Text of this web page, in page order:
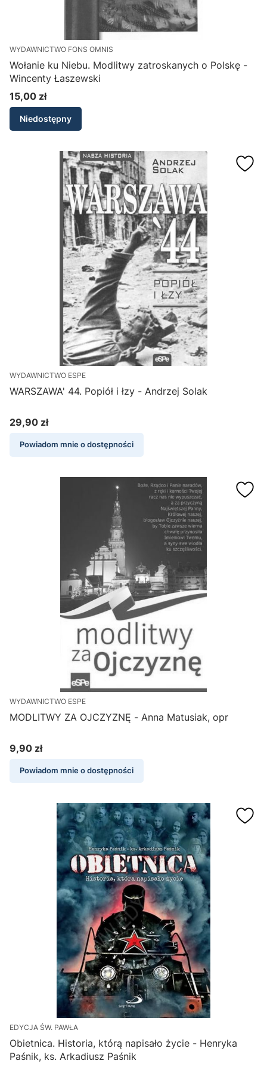
WYDAWNICTWO FONS OMNIS
Wołanie ku Niebu. Modlitwy zatroskanych o Polskę -
Wincenty Łaszewski
Cena
15,00 zł
Niedostępny
WYDAWNICTWO ESPE
WARSZAWA' 44. Popiół i łzy - Andrzej Solak
Cena
29,90 zł
Powiadom mnie o dostępności
WYDAWNICTWO ESPE
MODLITWY ZA OJCZYZNĘ - Anna Matusiak, opr
Cena
9,90 zł
Powiadom mnie o dostępności
EDYCJA ŚW. PAWŁA
Obietnica. Historia, którą napisało życie - Henryka
Paśnik, ks. Arkadiusz Paśnik